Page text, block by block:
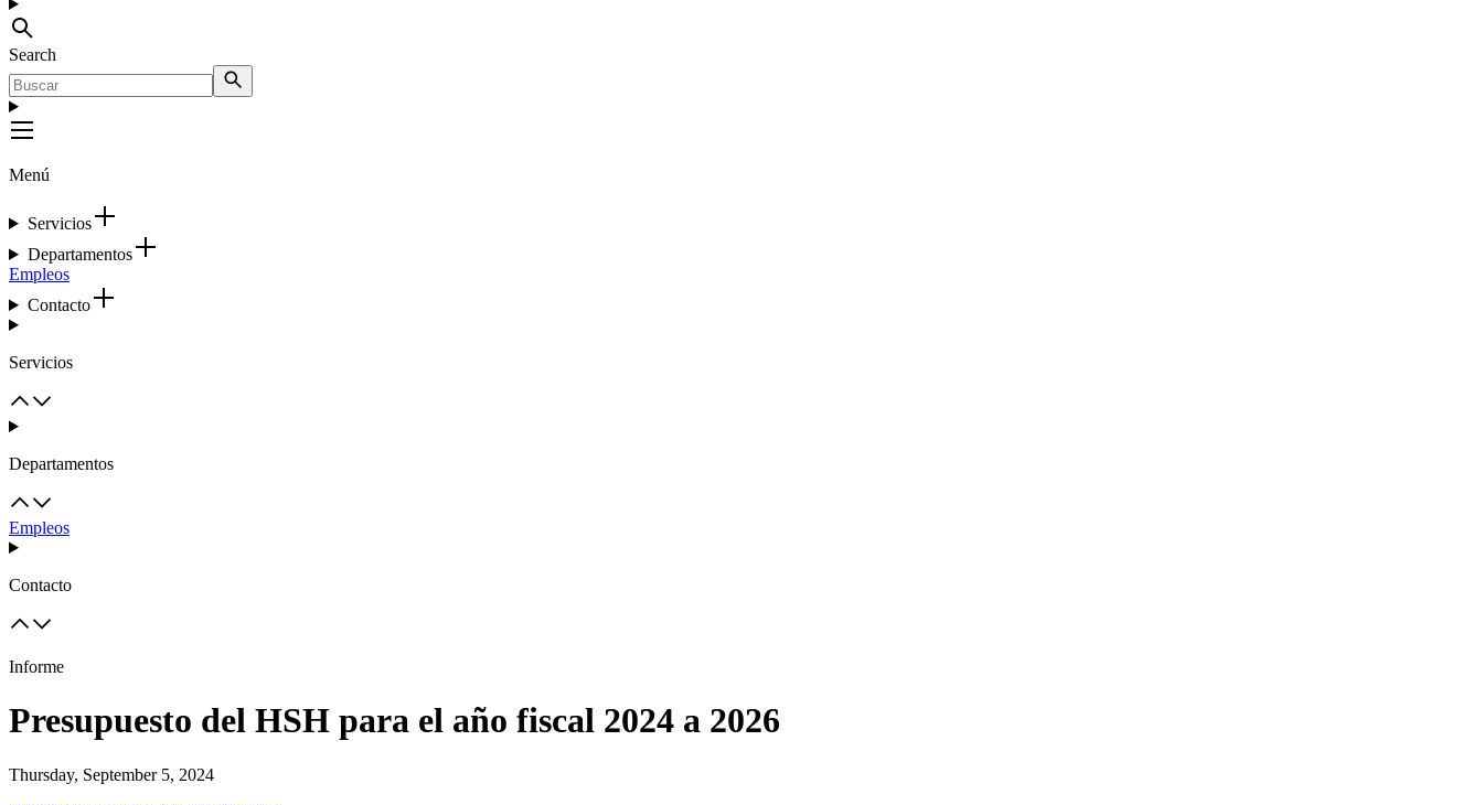
Search
Menú
Servicios
Departamentos
Empleos
Contacto
Servicios
Departamentos
Empleos
Contacto
Informe
Presupuesto del HSH para el año fiscal 2024 a 2026
Thursday, September 5, 2024